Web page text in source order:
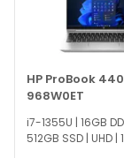
Если вам нужна
доступны
Lenovo V15 G4
сайте.
Вне рабочего
HP ProBook 440
968W0ET
i7-1355U | 16GB
512GB SSD | UHD |